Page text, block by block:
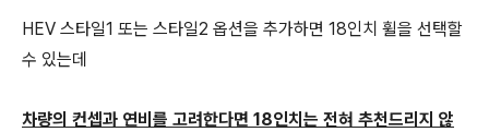
HEV 스타일1 또는 스타일2 옵션을 추가하면 18인치 휠을 선택할
수 있는데
차량의 컨셉과 연비를 고려한다면 18인치는 전혀 추천드리지 않